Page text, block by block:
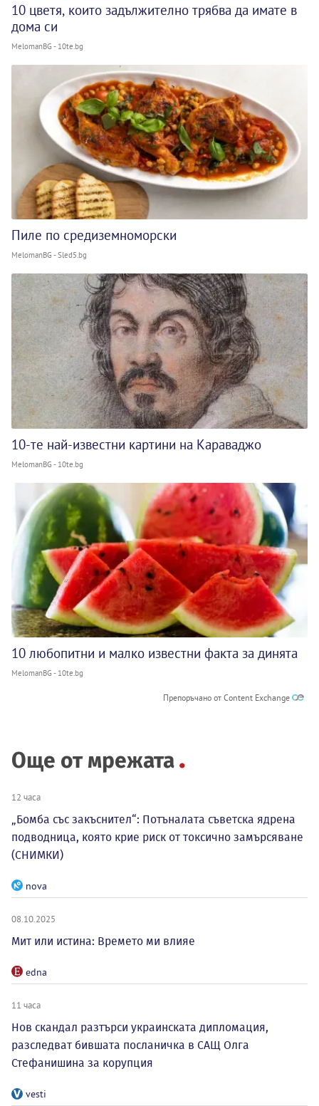
10 цветя, които задължително трябва да имате в
дома си
MelomanBG - 10te.bg
Пиле по средиземноморски
MelomanBG - Sled5.bg
10-те най-известни картини на Караваджо
MelomanBG - 10te.bg
10 любопитни и малко известни факта за динята
MelomanBG - 10te.bg
Препоръчано от Content Exchange
Още от мрежата
12 часа
„Бомба със закъснител“: Потъналата съветска ядрена
подводница, която крие риск от токсично замърсяване
(СНИМКИ)
nova
08.10.2025
Мит или истина: Времето ми влияе
edna
11 часа
Нов скандал разтърси украинската дипломация,
разследват бившата посланичка в САЩ Олга
Стефанишина за корупция
vesti